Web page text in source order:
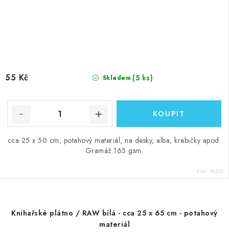
Skladem (5 ks)
55 Kč
cca 25 x 50 cm; potahový materiál, na desky, alba, krabičky apod.
Gramáž 165 gsm.
Kód: 90570
Knihařské plátno / RAW bílá - cca 25 x 65 cm - potahový
materiál